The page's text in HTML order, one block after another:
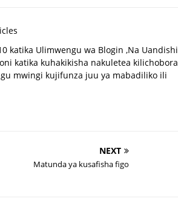
katika Ulimwengu wa Blogin ,Na Uandishi
katika kuhakikisha nakuletea kilichobora
mwingi kujifunza juu ya mabadiliko ili
NEXT
Matunda ya kusafisha figo